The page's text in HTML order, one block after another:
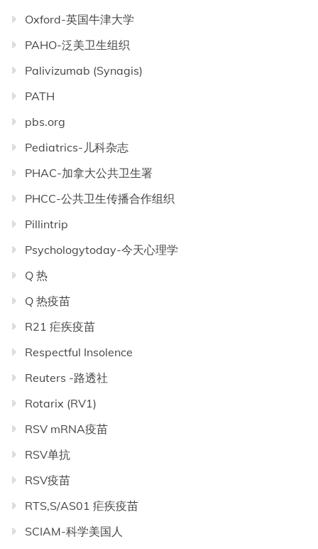
Oxford-英国牛津大学
PAHO-泛美卫生组织
Palivizumab (Synagis)
PATH
pbs.org
Pediatrics-儿科杂志
PHAC-加拿大公共卫生署
PHCC-公共卫生传播合作组织
Pillintrip
Psychologytoday-今天心理学
Q 热
Q 热疫苗
R21 疟疾疫苗
Respectful Insolence
Reuters -路透社
Rotarix (RV1)
RSV mRNA疫苗
RSV单抗
RSV疫苗
RTS,S/AS01 疟疾疫苗
SCIAM-科学美国人